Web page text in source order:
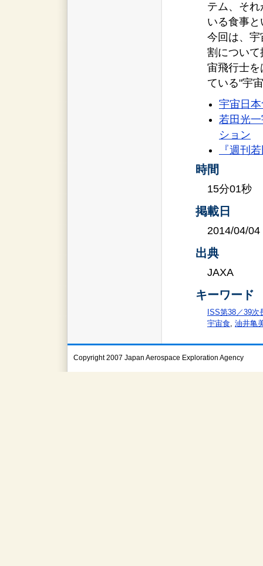
テム、そ
いる食事
今回は、
割につい
宙飛行士
ている"宇
宇宙日
若田光
ション
『週刊
時間
15分01秒
掲載日
2014/04/04
出典
JAXA
キーワード
ISS第38／39次
宇宙食, 油井亀
Copyright 2007 Japan Aerospace Exploration Agency